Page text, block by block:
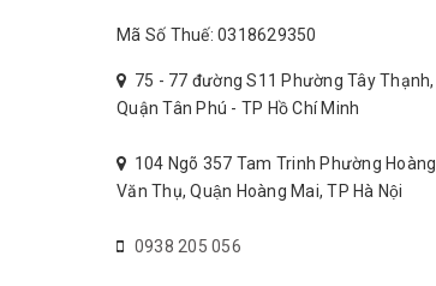
Mã Số Thuế: 0318629350
75 - 77 đường S11 Phường Tây Thạnh,
Quận Tân Phú - TP Hồ Chí Minh
104 Ngõ 357 Tam Trinh Phường Hoàng
Văn Thụ, Quận Hoàng Mai, TP Hà Nội
0938 205 056